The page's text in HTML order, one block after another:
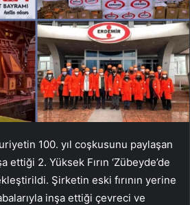
100. yıl coşkusunu paylaşan
ettiği 2. Yüksek Fırın ‘Zübeyde’de
Şirketin eski fırının yerine
inşa ettiği çevreci ve